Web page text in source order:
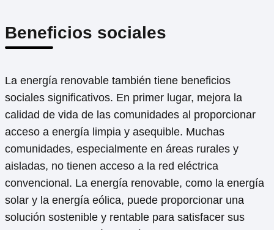
Beneficios sociales
La energía renovable también tiene beneficios
sociales significativos. En primer lugar, mejora la
calidad de vida de las comunidades al proporcionar
acceso a energía limpia y asequible. Muchas
comunidades, especialmente en áreas rurales y
aisladas, no tienen acceso a la red eléctrica
convencional. La energía renovable, como la energía
solar y la energía eólica, puede proporcionar una
solución sostenible y rentable para satisfacer sus